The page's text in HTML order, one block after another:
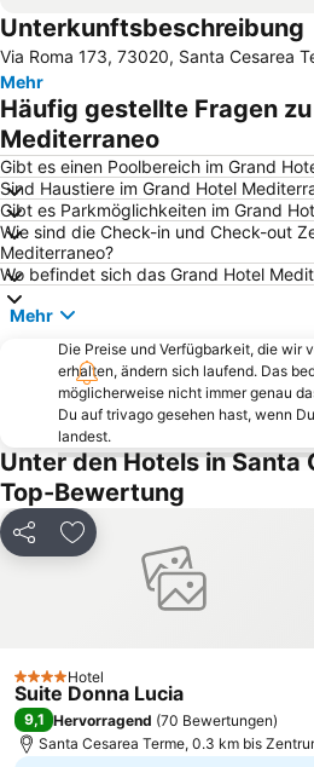
Torre Vado
Hafen von Otranto
San
Marina di Leuca
Piazza del Duomo
Colonna di Sant'Oronzo
Unterkunftsbeschreibung
Via Roma 173, 73020, Santa Cesarea
Mehr
Häufig gestellte Fragen
Mediterraneo
Gibt es einen Poolbereich im Grand
Sind Haustiere im Grand Hotel
Gibt es Parkmöglichkeiten im Grand
Wie sind die Check-in und Check-out
Mediterraneo?
Wo befindet sich das Grand Hotel
Mehr
Die Preise und Verfügbarkeit, die wir
erhalten, ändern sich laufend. Das
möglicherweise nicht immer genau
Du auf trivago gesehen hast, wenn
landest.
Unter den Hotels in Santa
Top-Bewertung
Teilen Zu Favoriten hinzufügen
4 SterneHotel
Suite Donna Lucia
9,1 Hervorragend (70 Bewertungen)
Santa Cesarea Terme, 0.3 km bis